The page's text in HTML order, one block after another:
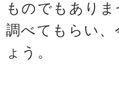
ものでもあり
調べてもらい
ょう。